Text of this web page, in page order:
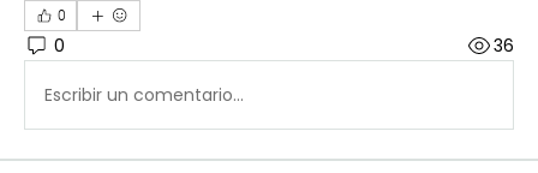
0
0 36
Escribir un comentario...